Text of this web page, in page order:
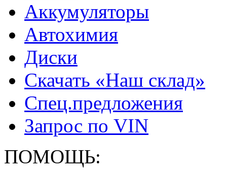
Аккумуляторы
Автохимия
Диски
Скачать «Наш склад»
Спец.предложения
Запрос по VIN
ПОМОЩЬ: